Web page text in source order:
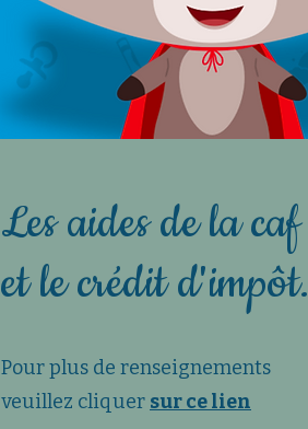
Les aides de la caf
et le créditd'impôt.
Pourplus de renseignements
veuillez cliquer sur ce lien